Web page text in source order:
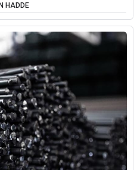
HADDE